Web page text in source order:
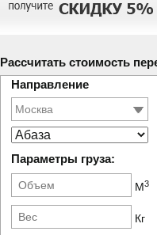
Рассчитать стоимость
Направление
Параметры груза:
М3
Кг